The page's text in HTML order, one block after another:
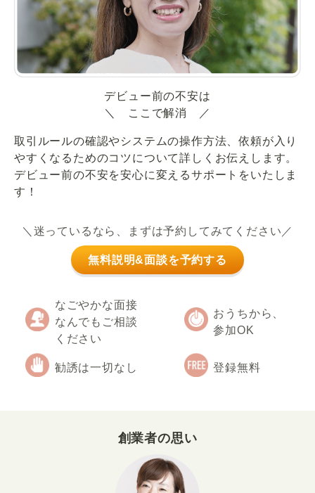
デビュー前の不安は
＼ ここで解消 ／
取引ルールの確認やシステムの操作方法、依頼が入り
やすくなるためのコツについて詳しくお伝えします。
デビュー前の不安を安心に変えるサポートをいたしま
す！
＼迷っているなら、まずは予約してみてください／
無料説明&面談を予約する
なごやかな面接
なんでもご相談
ください
おうちから、
参加OK
勧誘は一切なし 登録無料
創業者の思い